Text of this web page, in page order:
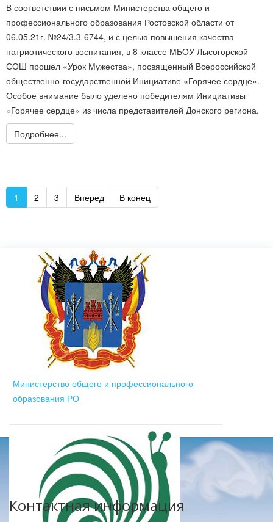
В соответствии с письмом Министерства общего и
профессионального образования Ростовской области от
06.05.21г. №24/3.3-6744, и с целью повышения качества
патриотического воспитания, в 8 классе МБОУ Лысогорской
СОШ прошел «Урок Мужества», посвященный Всероссийской
общественно-государственной Инициативе «Горячее сердце».
Особое внимание было уделено победителям Инициативы
«Горячее сердце» из числа представителей Донского региона.
Подробнее...
1 2 3 Вперед В конец
Министерство общего и профессионального
образования РО
Контактная информация